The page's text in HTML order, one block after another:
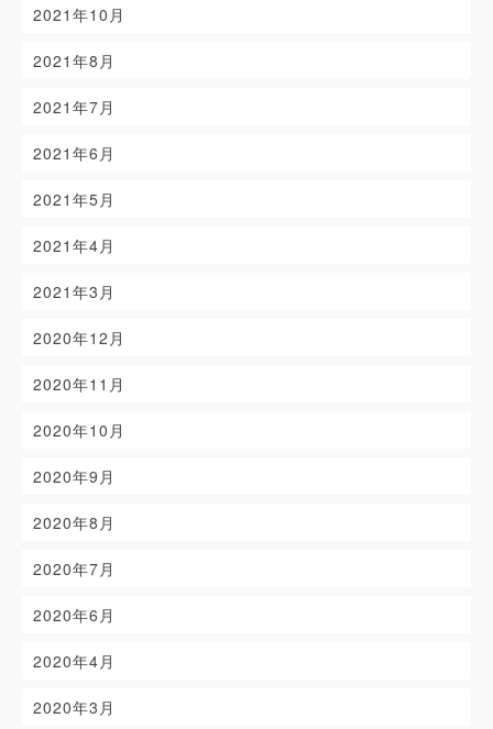
2021年10月
2021年8月
2021年7月
2021年6月
2021年5月
2021年4月
2021年3月
2020年12月
2020年11月
2020年10月
2020年9月
2020年8月
2020年7月
2020年6月
2020年4月
2020年3月